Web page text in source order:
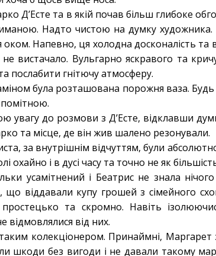
Д’Есте та в якій почав більш глибоке
Надто чистою на думку
оком. Напевно, ця холодна досконалість та
вистачало. Вульгарно яскравого та
послабити гнітючу атмосферу.
була розташована порожня ваза. Будь
увагу до розмови з Д’Есте, відклавши
та місце, де він жив шалено резонували.
за внутрішнім відчуттям, були
охайно і в дусі часу та точно не як
усамітнений і Беатрис не знала
що віддавали купу грошей з сімейного
простецько та скромно. Навіть
відмовлялися від них.
колекціонером. Принаймні, Маргарет
шкоди без вигоди і не давали такому